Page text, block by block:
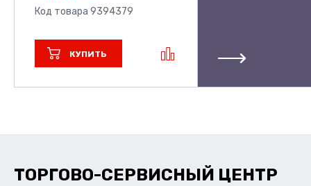
Код товара 9394379
КУПИТЬ
ТОРГОВО-СЕРВИСНЫЙ ЦЕНТР